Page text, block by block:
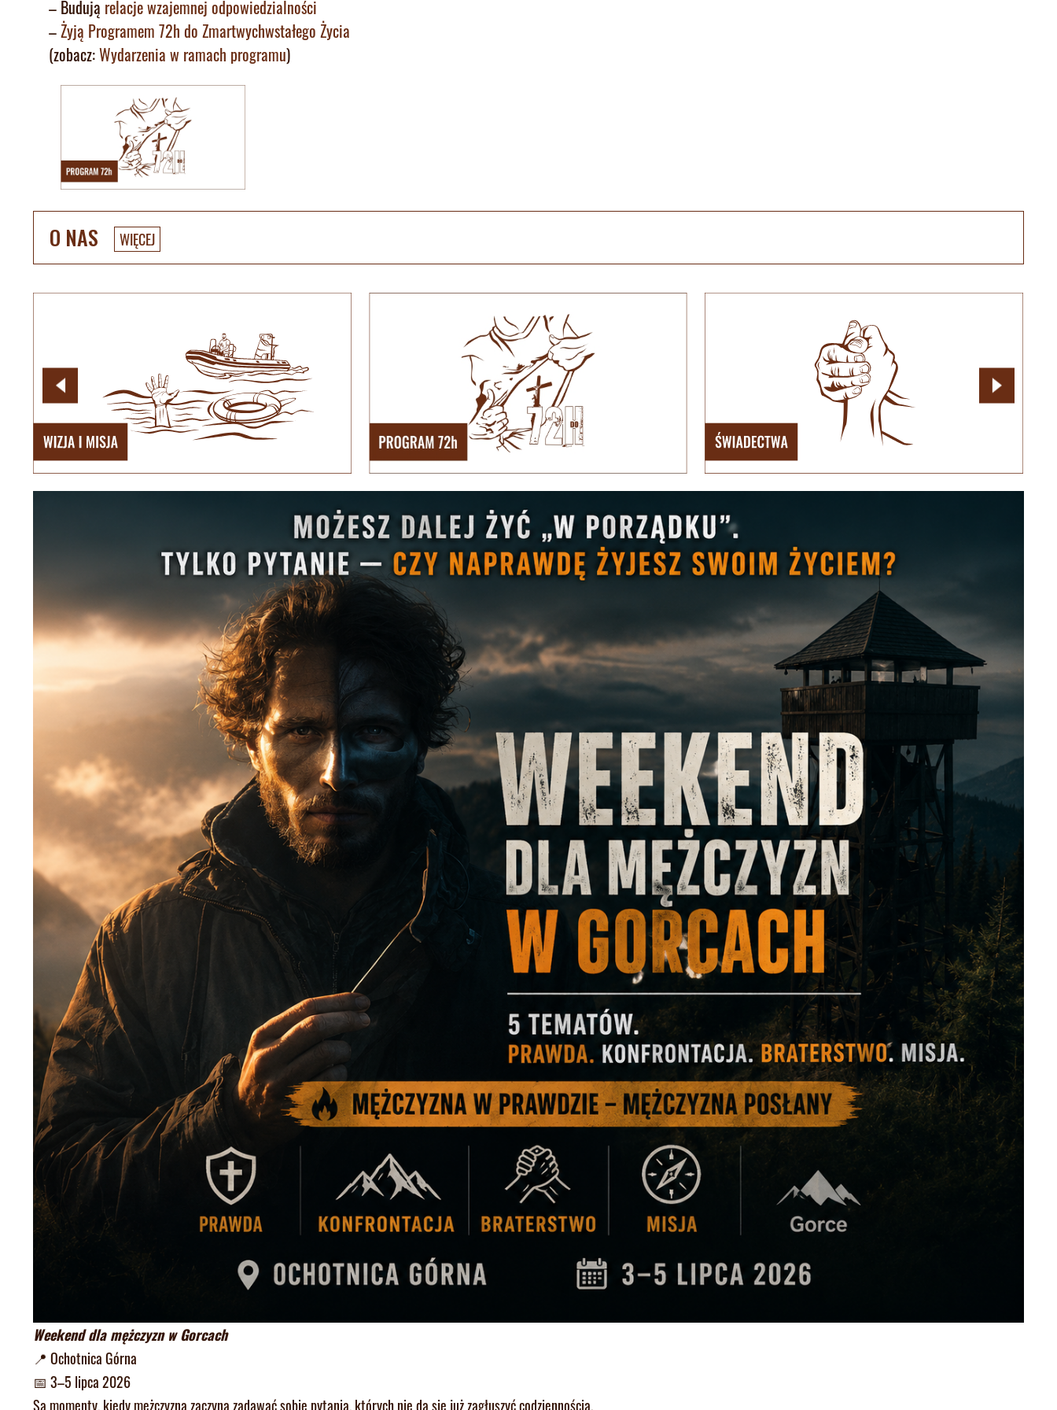
– Budują relacje wzajemnej odpowiedzialności
–Żyją Programem 72h do Zmartwychwstałego Życia
(zobacz:Wydarzenia w ramach programu)
O NAS WIĘCEJ
Weekend dla mężczyzn w Gorcach
📍 Ochotnica Górna
📅 3–5 lipca 2026
Są momenty, kiedy mężczyzna zaczyna zadawać sobie pytania, których nie da się już zagłuszyć codziennością.